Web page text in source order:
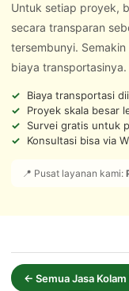
Untuk setiap proyek,
secara transparan
tersembunyi.
biaya transportasinya.
Biaya transportasi
Proyek skala besar
Survei gratis untuk
Konsultasi bisa via
📍 Pusat layanan kami:
← Semua Jasa